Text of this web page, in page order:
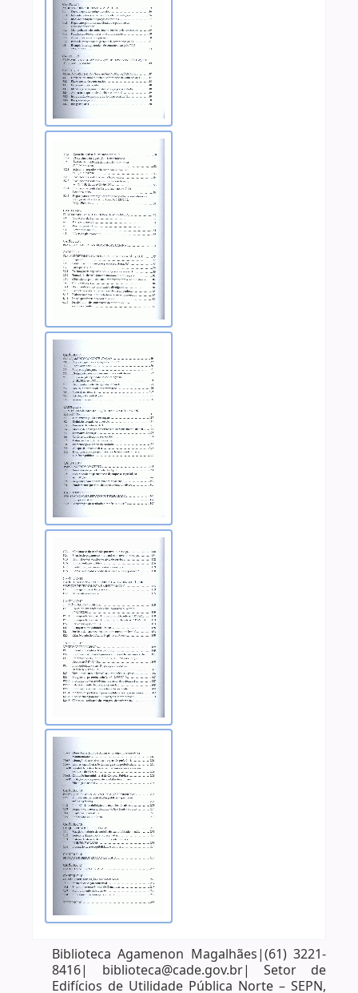
Biblioteca Agamenon Magalhães|(61) 3221-
8416| biblioteca@cade.gov.br| Setor de
Edifícios de Utilidade Pública Norte – SEPN,